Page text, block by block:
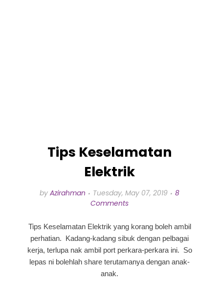
Tips Keselamatan
Elektrik
by Azirahman Tuesday, May 07, 2019
8
Comments
Tips Keselamatan Elektrik yang korang boleh ambil
perhatian. Kadang-kadang sibuk dengan pelbagai
kerja, terlupa nak ambil port perkara-perkara ini. So
lepas ni bolehlah share terutamanya dengan anak-
anak.